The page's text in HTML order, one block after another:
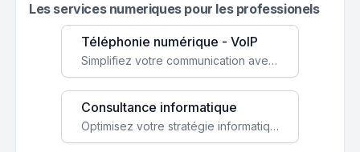
Les services numeriques pour les professionels
Téléphonie numérique - VoIP
Simplifiez votre communication avec une solution VoIP flexible, économique et adaptée à vos besoins professionnels.
Consultance informatique
Optimisez votre stratégie informatique avec l'expertise de nos consultants pour améliorer votre efficacité et sécurité.